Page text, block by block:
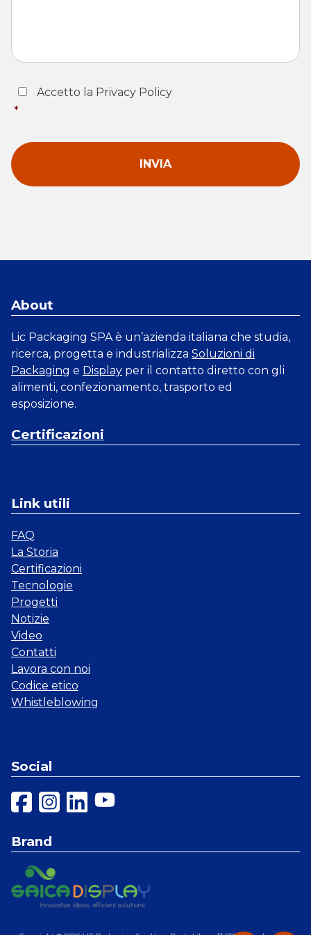
Consent *
Accetto la Privacy Policy
*
About
Lic Packaging SPA è un’azienda italiana che studia,
ricerca, progetta e industrializza Soluzioni di
Packaging e Display per il contatto diretto con gli
alimenti, confezionamento, trasporto ed
esposizione.
Certificazioni
Link utili
FAQ
La Storia
Certificazioni
Tecnologie
Progetti
Notizie
Video
Contatti
Lavora con noi
Codice etico
Whistleblowing
Social
Brand